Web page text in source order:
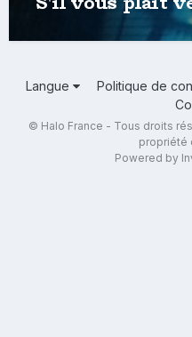
Langue Politique de
© Halo France - Tous droits
propriété
Powered by